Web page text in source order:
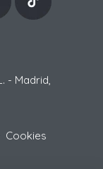
- Madrid,
Cookies